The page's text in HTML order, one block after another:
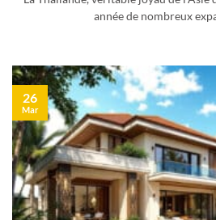
année de nombreux
26
Mar